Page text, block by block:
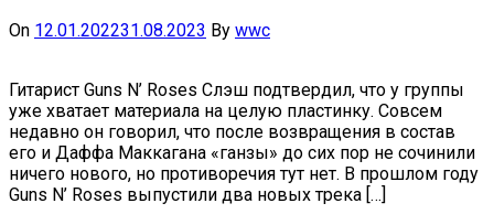
On 12.01.202231.08.2023 By wwc
Гитарист Guns N’ Roses Слэш подтвердил, что у группы
уже хватает материала на целую пластинку. Совсем
недавно он говорил, что после возвращения в состав
его и Даффа Маккагана «ганзы» до сих пор не сочинили
ничего нового, но противоречия тут нет. В прошлом году
Guns N’ Roses выпустили два новых трека […]